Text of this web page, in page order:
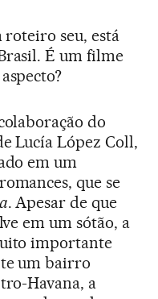
roteiro seu, está
É um filme
do
Lucía López Coll,
em um
que se
. Apesar de que
em um sótão, a
importante
um bairro
Havana, a